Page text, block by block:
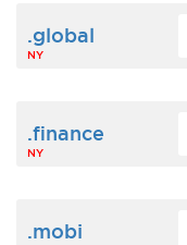
.global
NY
.finance
NY
.mobi